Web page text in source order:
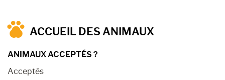
ACCUEIL DES ANIMAUX
ANIMAUX ACCEPTÉS ?
Acceptés